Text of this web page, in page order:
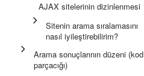
AJAX sitelerinin dizinlenmesi
Sitenin arama sıralamasını
nasıl iyileştirebilirim?
Arama sonuçlarının düzeni (kod
parçacığı)